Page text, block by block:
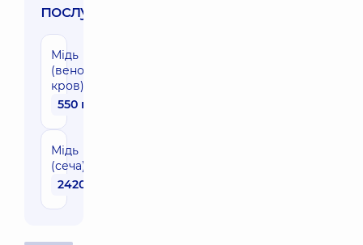
послуги:
Мідь
(венозна
кров)
550 грн
Мідь
(сеча)
2420 грн